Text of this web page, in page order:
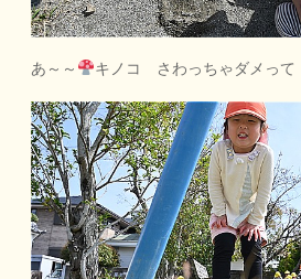
あ～～ キノコ さわっちゃダメっ